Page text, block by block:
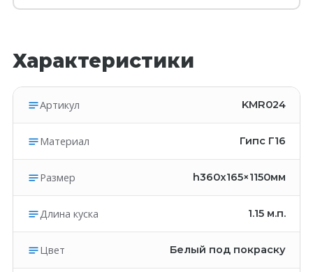
Характеристики
Артикул KMR024
Материал Гипс Г16
Размер h360x165×1150мм
Длина куска 1.15 м.п.
Цвет Белый под покраску